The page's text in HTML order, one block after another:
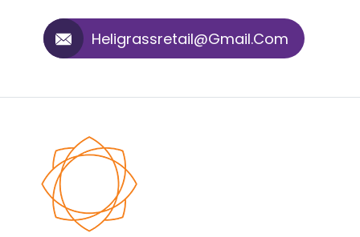
Heligrassretail@gmail.com